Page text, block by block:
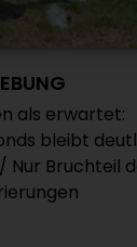
als erwartet:
bleibt
Nur Bruchteil